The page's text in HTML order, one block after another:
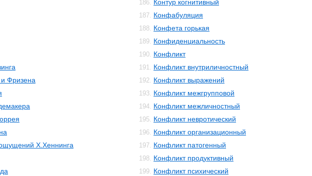
Фризена
Х.Хеннинга
186. Контур когнитивный
187. Конфабуляция
188. Конфета горькая
189. Конфиденциальность
190. Конфликт
191. Конфликт внутриличностный
192. Конфликт выражений
193. Конфликт межгрупповой
194. Конфликт межличностный
195. Конфликт невротический
196. Конфликт организационный
197. Конфликт патогенный
198. Конфликт продуктивный
199. Конфликт психический